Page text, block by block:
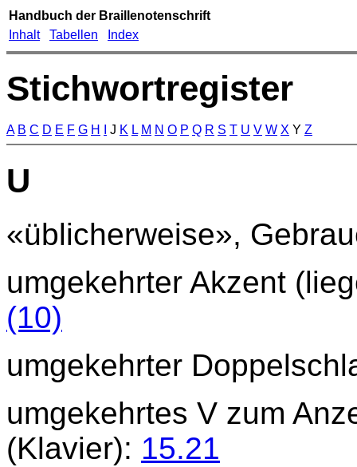
Handbuch der Braillenotenschrift
Inhalt
Tabellen Index
Stichwortregister
A B C D E F G H J K L M N O P Q R S T U V W X Y Z
U
«üblicherweise»,
umgekehrter Akzent
(10)
umgekehrter
umgekehrtes V zum
(Klavier): 15.21